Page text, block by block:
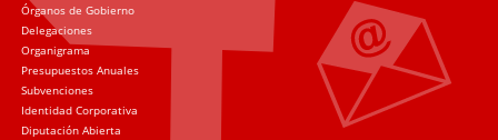
Órganos de Gobierno
Delegaciones
Organigrama
Presupuestos Anuales
Subvenciones
Identidad Corporativa
Diputación Abierta